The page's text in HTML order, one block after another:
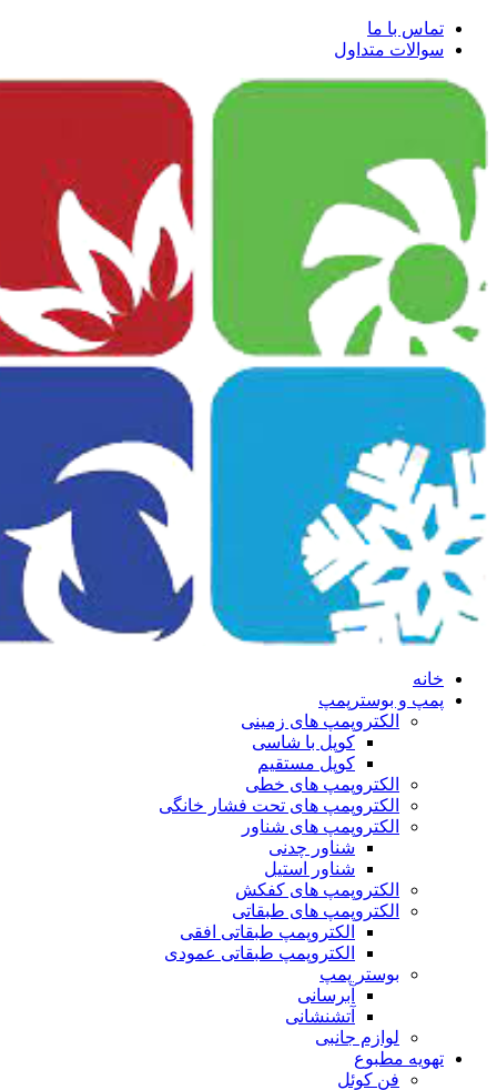
تماس با ما
سوالات متداول
خانه
پمپ و بوسترپمپ
الکتروپمپ های زمینی
کوپل با شاسی
کوپل مستقیم
الکتروپمپ های خطی
الکتروپمپ های تحت فشار خانگی
الکتروپمپ های شناور
شناور چدنی
شناور استیل
الکتروپمپ های کفکش
الکتروپمپ های طبقاتی
الکتروپمپ طبقاتی افقی
الکتروپمپ طبقاتی عمودی
بوستر پمپ
آبرسانی
آتشنشانی
لوازم جانبی
تهویه مطبوع
فن کوئل